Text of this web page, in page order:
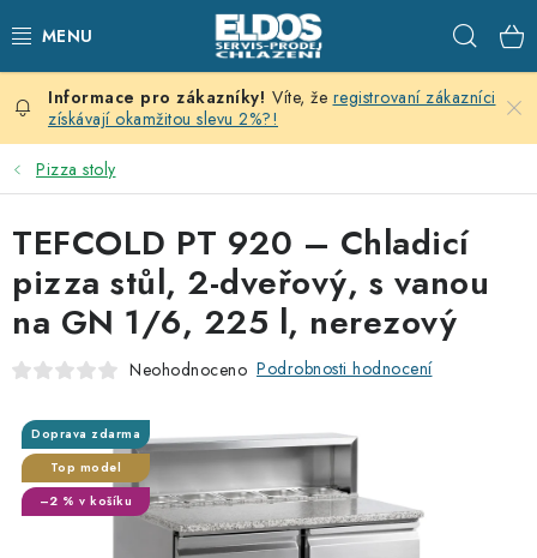
na
PRODEJNÍ CHLAZENÍ
SKLADOVACÍ CHLAZENÍ
CHLAZENÍ PRO PŘÍPRAVU
VÝČEPNÍ ZAŘÍZENÍ
KLIMATIZACE
ZNAČKY
Proč zvolit TEFCOLD
Kontakty
Víte, že registrovaní zákazníci
získávají okamžitou slevu 2%?!
Pizza stoly
TEFCOLD PT 920 – Chladicí
pizza stůl, 2-dveřový, s vanou
na GN 1/6, 225 l, nerezový
Neohodnoceno Podrobnosti hodnocení
Doprava zdarma
Top model
–2 % v košíku